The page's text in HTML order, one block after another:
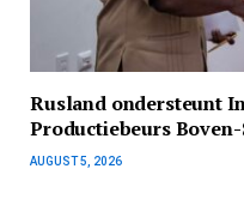
Rusland ondersteunt
Productiebeurs
AUGUST 5, 2026